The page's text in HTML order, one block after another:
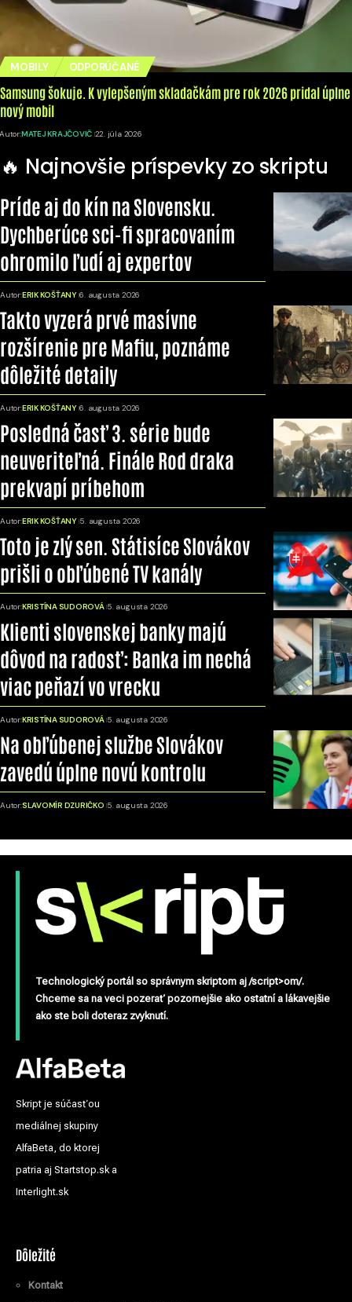
MOBILY ODPORÚČANÉ
Samsung šokuje. K vylepšeným skladačkám pre rok 2026 pridal úplne
nový mobil
Autor:MATEJ KRAJČOVIČ 22. júla 2026
🔥 Najnovšie príspevky zo skriptu
Príde aj do kín na Slovensku.
Dychberúce sci-fi spracovaním
ohromilo ľudí aj expertov
Autor:ERIK KOŠŤANY 6. augusta 2026
Takto vyzerá prvé masívne
rozšírenie pre Mafiu, poznáme
dôležité detaily
Autor:ERIK KOŠŤANY 6. augusta 2026
Posledná časť 3. série bude
neuveriteľná. Finále Rod draka
prekvapí príbehom
Autor:ERIK KOŠŤANY 5. augusta 2026
Toto je zlý sen. Státisíce Slovákov
prišli o obľúbené TV kanály
Autor:KRISTÍNA SUDOROVÁ 5. augusta 2026
Klienti slovenskej banky majú
dôvod na radosť: Banka im nechá
viac peňazí vo vrecku
Autor:KRISTÍNA SUDOROVÁ 5. augusta 2026
Na obľúbenej službe Slovákov
zavedú úplne novú kontrolu
Autor:SLAVOMÍR DZURIČKO 5. augusta 2026
Technologický portál so správnym skriptom aj /script>om/.
Chceme sa na veci pozerať pozornejšie ako ostatní a lákavejšie
ako ste boli doteraz zvyknutí.
Skript je súčasťou
mediálnej skupiny
AlfaBeta, do ktorej
patria aj Startstop.sk a
Interlight.sk
Dôležité
Kontakt